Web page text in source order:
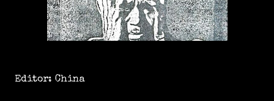
Editor: China